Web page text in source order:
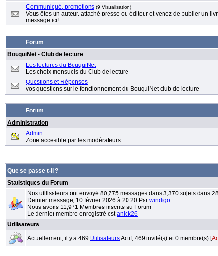
Communiqué, promotions (9 Visualisation)
Vous êtes un auteur, attaché presse ou éditeur et venez de publier un
message ici!
Forum
BouquiNet - Club de lecture
Les lectures du BouquiNet
Les choix mensuels du Club de lecture
Questions et Réponses
vos questions sur le fonctionnement du BouquiNet club de lecture
Forum
Administration
Admin
Zone accesible par les modérateurs
Que se passe t-il ?
Statistiques du Forum
Nos utilisateurs ont envoyé 80,775 messages dans 3,370 sujets dans
Dernier message; 10 février 2026 à 20:20 Par windigo
Nous avons 11,971 Membres inscrits au Forum
Le dernier membre enregistré estanick26
Utilisateurs
Actuellement, il y a 469 UtilisateursActif, 469 invité(s) et 0 membre(s) [